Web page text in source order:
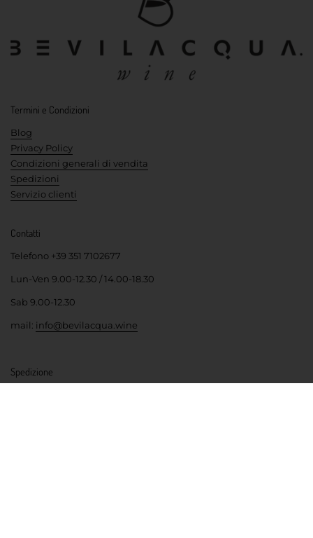
Termini e Condizioni
Blog
Privacy Policy
Condizioni generali di vendita
Spedizioni
Servizio clienti
Contatti
Telefono +39 351 7102677
Lun-Ven 9.00-12.30 / 14.00-18.30
Sab 9.00-12.30
mail: info@bevilacqua.wine
Spedizione